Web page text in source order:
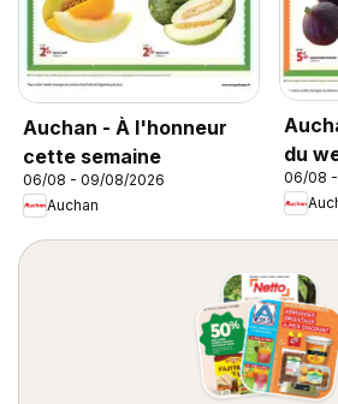
Auchan - À l'honneur
cette semaine
06/08 - 09/08/2026
Auchan
du
06/08